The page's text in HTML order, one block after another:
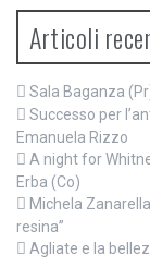
Articoli
Sala Baganza
Successo per
Emanuela Rizzo
A night for
Erba (Co)
Michela
resina”
Agliate e la